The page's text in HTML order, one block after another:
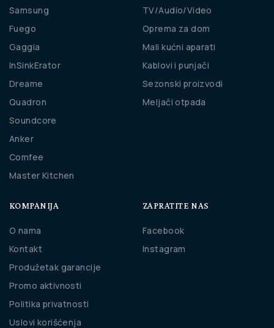
Samsung
Fuego
Gaggia
InSinkErator
Dreame
Quadron
Soundcore
Anker
Comfee
Master Kitchen
TV/Audio/Video
Oprema za dom
Mali kućni aparati
Kablovi i punjači
Sezonski proizvodi
Meljači otpada
KOMPANIJA
O nama
Kontakt
Produžetak garancije
Promo aktivnosti
Politika privatnosti
Uslovi korišćenja
ZAPRATITE NAS
Facebook
Instagram